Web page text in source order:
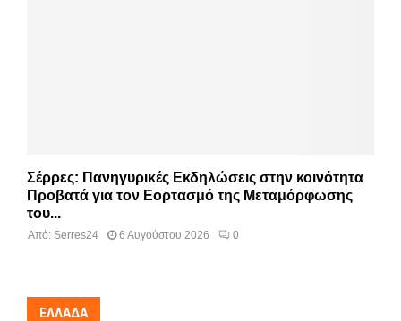
Σέρρες: Πανηγυρικές Εκδηλώσεις στην κοινότητα
Προβατά για τον Εορτασμό της Μεταμόρφωσης
του...
Από: Serres24 6 Αυγούστου 2026 0
ΕΛΛΆΔΑ